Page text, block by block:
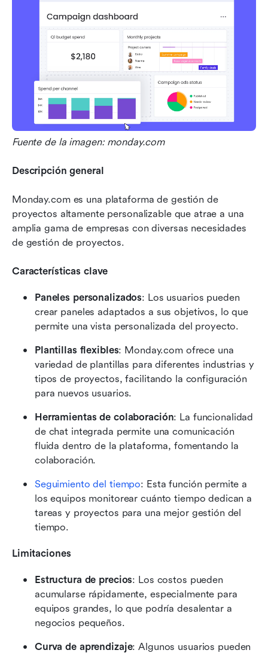
Fuente de la imagen: monday.com
Descripción general
Monday.com es una plataforma de gestión de
proyectos altamente personalizable que atrae a una
amplia gama de empresas con diversas necesidades
de gestión de proyectos.
Características clave
Paneles personalizados: Los usuarios pueden
crear paneles adaptados a sus objetivos, lo que
permite una vista personalizada del proyecto.
Plantillas flexibles: Monday.com ofrece una
variedad de plantillas para diferentes industrias y
tipos de proyectos, facilitando la configuración
para nuevos usuarios.
Herramientas de colaboración: La funcionalidad
de chat integrada permite una comunicación
fluida dentro de la plataforma, fomentando la
colaboración.
Seguimiento del tiempo: Esta función permite a
los equipos monitorear cuánto tiempo dedican a
tareas y proyectos para una mejor gestión del
tiempo.
Limitaciones
Estructura de precios: Los costos pueden
acumularse rápidamente, especialmente para
equipos grandes, lo que podría desalentar a
negocios pequeños.
Curva de aprendizaje: Algunos usuarios pueden